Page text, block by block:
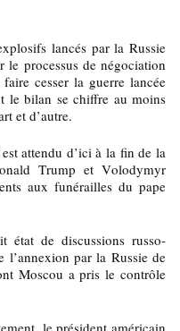
lancés par la Russie
processus de négociation
cesser la guerre lancée
le bilan se chiffre au moins
et d’autre.
attendu d’ici à la fin de la
Trump et Volodymyr
aux funérailles du pape
état de discussions russo-
l’annexion par la Russie de
Moscou a pris le contrôle